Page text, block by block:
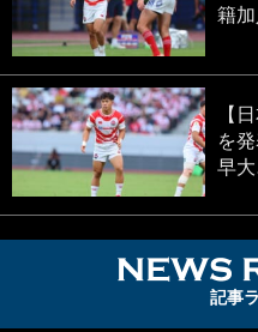
籍
【
を
早
記事